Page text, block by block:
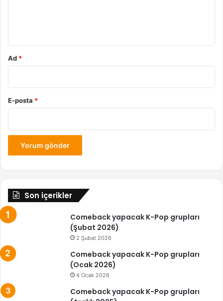
Ad *
E-posta *
Son içerikler
Comeback yapacak K-Pop grupları
(Şubat 2026)
2 Şubat 2026
Comeback yapacak K-Pop grupları
(Ocak 2026)
4 Ocak 2026
Comeback yapacak K-Pop grupları